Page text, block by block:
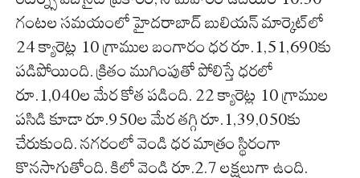
గంటల సమయంలో హైదరాబాద్ బులియన్ మార్కెట్‌లో
24 క్యారెట్ల 10 గ్రాముల బంగారం ధర రూ.1,51,690కు
పడిపోయింది. క్రితం ముగింపుతో పోలిస్తే ధరలో
రూ.1,040ల మేర కోత పడింది. 22 క్యారెట్ల 10 గ్రాముల
పసిడి కూడా రూ.950ల మేర తగ్గి రూ.1,39,050కు
చేరుకుంది. నగరంలో వెండి ధర మాత్రం స్థిరంగా
కొనసాగుతోంది. కిలో వెండి రూ.2.7 లక్షలుగా ఉంది.